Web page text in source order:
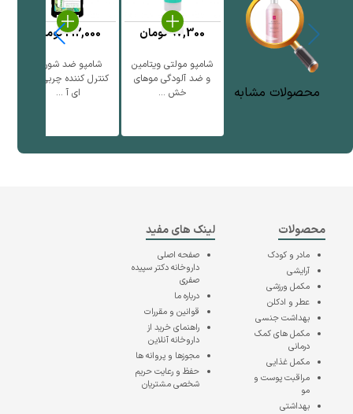
محصولات مشابه
شامپو مولتی ویتامین
و ضد آلودگی موهای
خش ...
97,300تومان
شامپو ضد شوره و
کنترل کننده چربی سر
ای آ ...
212,000تومان
محصولات
مادر و کودک
آرایشی
مکمل ورزشی
عطر و ادکلن
بهداشت جنسی
مکمل های کمک
درمانی
مکمل غذایی
مراقبت پوست و
مو
بهداشتی
لینک های مفید
صفحه اصلی
داروخانه دکتر سپیده
صفری
درباره ما
قوانین و مقررات
راهنمای خرید از
داروخانه آنلاین
مجوزها و پروانه ها
حفظ و رعایت حریم
شخصی مشتریان